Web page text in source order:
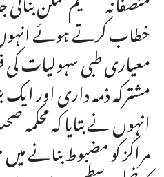
خطاب کرتے ہوئے
معیاری طبی سہولیات
مشترکہ ذمہ داری اور
انہوں نے بتایا کہ
مراکز کو مضبوط بنانے